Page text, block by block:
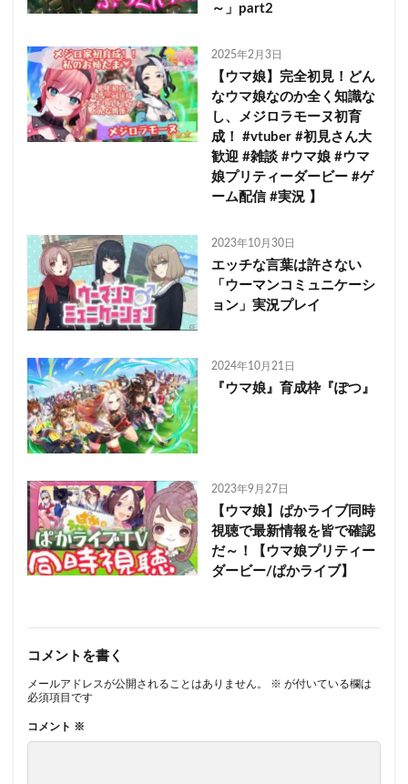
～」part2
2025年2月3日
【ウマ娘】完全初見！どん
なウマ娘なのか全く知識な
し、メジロラモーヌ初育
成！ #vtuber #初見さん大
歓迎 #雑談 #ウマ娘 #ウマ
娘プリティーダービー #ゲ
ーム配信 #実況 】
2023年10月30日
エッチな言葉は許さない
「ウーマンコミュニケーシ
ョン」実況プレイ
2024年10月21日
『ウマ娘』育成枠『ぽつ』
2023年9月27日
【ウマ娘】ぱかライブ同時
視聴で最新情報を皆で確認
だ～！【ウマ娘プリティー
ダービー/ぱかライブ】
コメントを書く
メールアドレスが公開されることはありません。 ※ が付いている欄は
必須項目です
コメント ※